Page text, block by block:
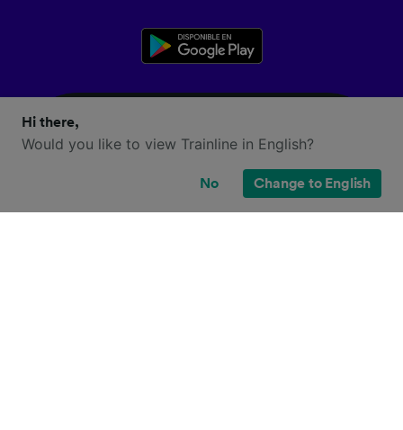
Hi there,
Would you like to view Trainline in English?
No Change to English